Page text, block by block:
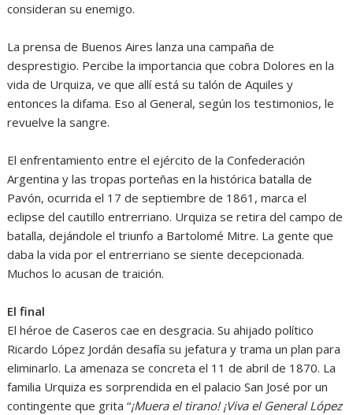
consideran su enemigo.
La prensa de Buenos Aires lanza una campaña de
desprestigio. Percibe la importancia que cobra Dolores en la
vida de Urquiza, ve que allí está su talón de Aquiles y
entonces la difama. Eso al General, según los testimonios, le
revuelve la sangre.
El enfrentamiento entre el ejército de la Confederación
Argentina y las tropas porteñas en la histórica batalla de
Pavón, ocurrida el 17 de septiembre de 1861, marca el
eclipse del cautillo entrerriano. Urquiza se retira del campo de
batalla, dejándole el triunfo a Bartolomé Mitre. La gente que
daba la vida por el entrerriano se siente decepcionada.
Muchos lo acusan de traición.
El final
El héroe de Caseros cae en desgracia. Su ahijado político
Ricardo López Jordán desafía su jefatura y trama un plan para
eliminarlo. La amenaza se concreta el 11 de abril de 1870. La
familia Urquiza es sorprendida en el palacio San José por un
contingente que grita “¡Muera el tirano! ¡Viva el General López